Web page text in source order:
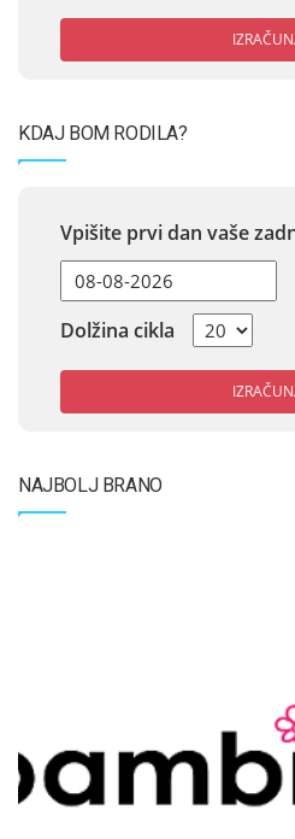
KDAJ BOM RODILA?
Vpišite prvi dan vaše
Dolžina cikla
NAJBOLJ BRANO